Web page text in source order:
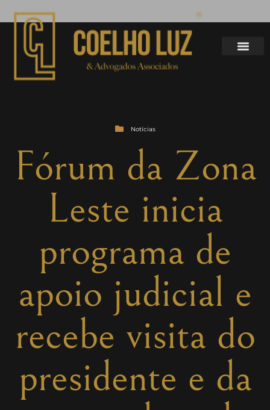
Notícias
Fórum da Zona
Leste inicia
programa de
apoio judicial e
recebe visita do
presidente e da